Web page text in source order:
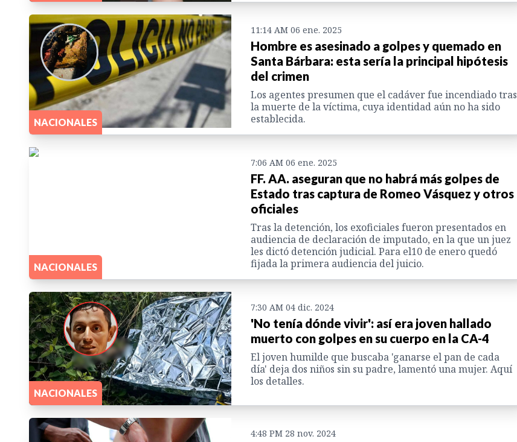
NACIONALES
11:14 AM 06 ene. 2025
Hombre es asesinado a golpes y quemado en
Santa Bárbara: esta sería la principal hipótesis
del crimen
Los agentes presumen que el cadáver fue incendiado tras
la muerte de la víctima, cuya identidad aún no ha sido
establecida.
NACIONALES
7:06 AM 06 ene. 2025
FF. AA. aseguran que no habrá más golpes de
Estado tras captura de Romeo Vásquez y otros
oficiales
Tras la detención, los exoficiales fueron presentados en
audiencia de declaración de imputado, en la que un juez
les dictó detención judicial. Para el10 de enero quedó
fijada la primera audiencia del juicio.
NACIONALES
7:30 AM 04 dic. 2024
'No tenía dónde vivir': así era joven hallado
muerto con golpes en su cuerpo en la CA-4
El joven humilde que buscaba 'ganarse el pan de cada
día' deja dos niños sin su padre, lamentó una mujer. Aquí
los detalles.
4:48 PM 28 nov. 2024